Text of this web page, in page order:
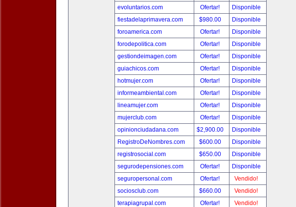
evoluntarios.com
Ofertar!
Disponible
fiestadelaprimavera.com
$980.00
Disponible
foroamerica.com
Ofertar!
Disponible
forodepolitica.com
Ofertar!
Disponible
gestiondeimagen.com
Ofertar!
Disponible
guiachicos.com
Ofertar!
Disponible
hotmujer.com
Ofertar!
Disponible
informeambiental.com
Ofertar!
Disponible
lineamujer.com
Ofertar!
Disponible
mujerclub.com
Ofertar!
Disponible
opinionciudadana.com
$2,900.00
Disponible
RegistroDeNombres.com
$600.00
Disponible
registrosocial.com
$650.00
Disponible
segurodepensiones.com
Ofertar!
Disponible
seguropersonal.com
Ofertar!
Vendido!
sociosclub.com
$660.00
Vendido!
terapiagrupal.com
Ofertar!
Vendido!